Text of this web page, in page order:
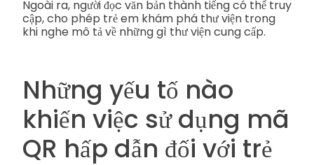
Ngoài ra, người đọc văn bản thành tiếng có thể truy
cập, cho phép trẻ em khám phá thư viện trong
khi nghe mô tả về những gì thư viện cung cấp.
Những yếu tố nào
khiến việc sử dụng mã
QR hấp dẫn đối với trẻ